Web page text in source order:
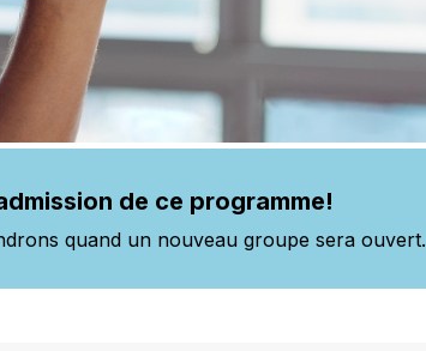
de ce programme!
quand un nouveau groupe sera ouvert.